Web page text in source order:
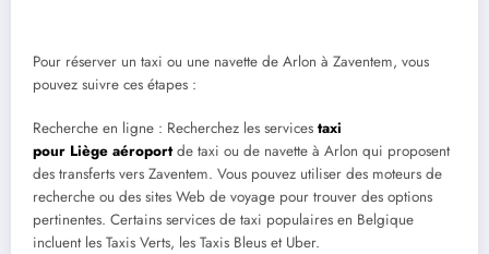
Pour réserver un taxi ou une navette de Arlon à Zaventem, vous
pouvez suivre ces étapes :
Recherche en ligne : Recherchez les services taxi
pour Liège aéroportde taxi ou de navette à Arlon qui proposent
des transferts vers Zaventem. Vous pouvez utiliser des moteurs de
recherche ou des sites Web de voyage pour trouver des options
pertinentes. Certains services de taxi populaires en Belgique
incluent les Taxis Verts, les Taxis Bleus et Uber.